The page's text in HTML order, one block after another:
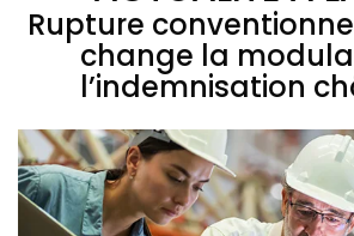
Rupture
change la
l’indemnisation